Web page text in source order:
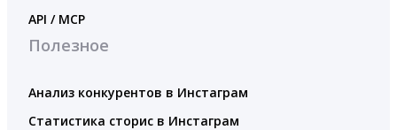
API / MCP
Полезное
Анализ конкурентов в Инстаграм
Статистика сторис в Инстаграм